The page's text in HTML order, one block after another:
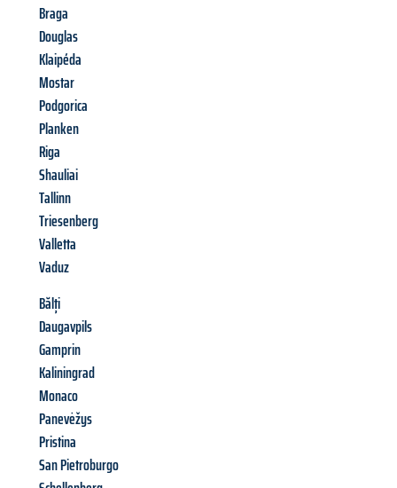
Braga
Douglas
Klaipéda
Mostar
Podgorica
Planken
Riga
Shauliai
Tallinn
Triesenberg
Valletta
Vaduz
Bălți
Daugavpils
Gamprin
Kaliningrad
Monaco
Panevėžys
Pristina
San Pietroburgo